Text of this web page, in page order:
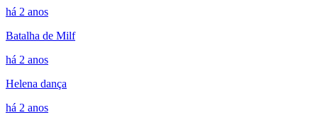
há 2 anos
Batalha de Milf
há 2 anos
Helena dança
há 2 anos